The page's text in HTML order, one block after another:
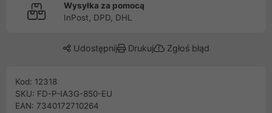
Wysyłka za pomocą
InPost, DPD, DHL
Udostępnij Drukuj Zgłoś błąd
Kod: 12318
SKU: FD-P-IA3G-850-EU
EAN: 7340172710264